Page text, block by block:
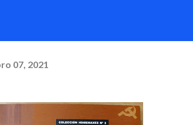
07, 2021